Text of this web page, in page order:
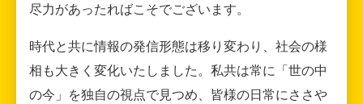
尽力があったればこそでございます。
時代と共に情報の発信形態は移り変わり、社会の様
相も大きく変化いたしました。私共は常に「世の中
の今」を独自の視点で見つめ、皆様の日常にささや